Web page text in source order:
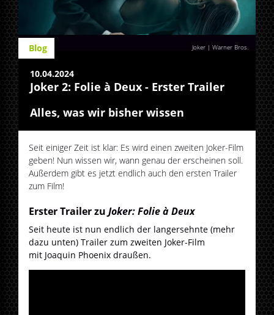
Joker | Warner Bros.
Blog
10.04.2024
Joker 2: Folie à Deux - Erster Trailer
Alles, was wir bisher wissen
Seit einiger Zeit ist klar: Es wird einen zweiten Joker-Film
geben! Nun wissen wir, wann genau der erscheinen soll.
Außerdem gibt es jetzt endlich auch den ersten Trailer
zum Film!
Erster Trailer zuJoker: Folie à Deux
Seit heute ist nun endlich der langersehnte (mehr
dazu unten) Trailer zum zweiten Joker-Film
mit Joaquin Phoenix draußen.